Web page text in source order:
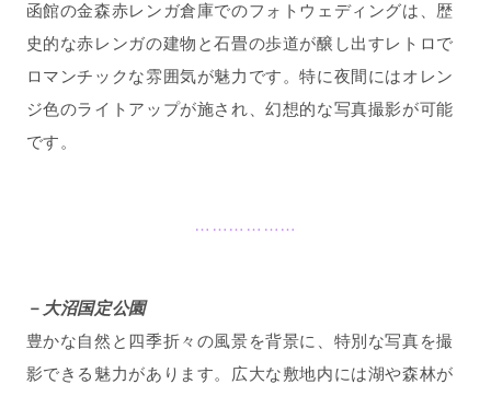
函館の金森赤レンガ倉庫でのフォトウェディングは、歴
史的な赤レンガの建物と石畳の歩道が醸し出すレトロで
ロマンチックな雰囲気が魅力です。特に夜間にはオレン
ジ色のライトアップが施され、幻想的な写真撮影が可能
です。
………………
－ 大沼国定公園
豊かな自然と四季折々の風景を背景に、特別な写真を撮
影できる魅力があります。 広大な敷地内には湖や森林が